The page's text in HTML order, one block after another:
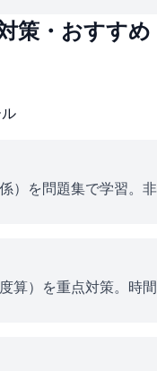
策・おすすめ
）を問題集で学習。非
算）を重点対策。時間